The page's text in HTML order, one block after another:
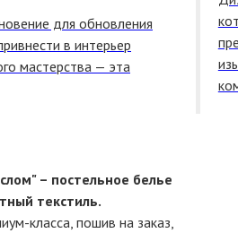
для обновления
в интерьер
мастерства — эта
– постельное белье
текстиль.
класса, пошив на заказ,